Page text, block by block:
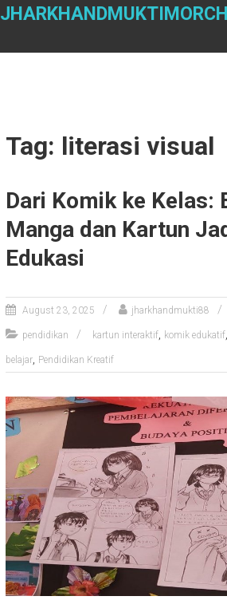
Skip
Tag: literasi visual
Dari Komik ke Kelas:
Manga dan Kartun
Edukasi
August 23, 2025 jharkhandmukti88
pendidikan kartun interaktif, komik edukatif,
belajar, Pendidikan Kreatif